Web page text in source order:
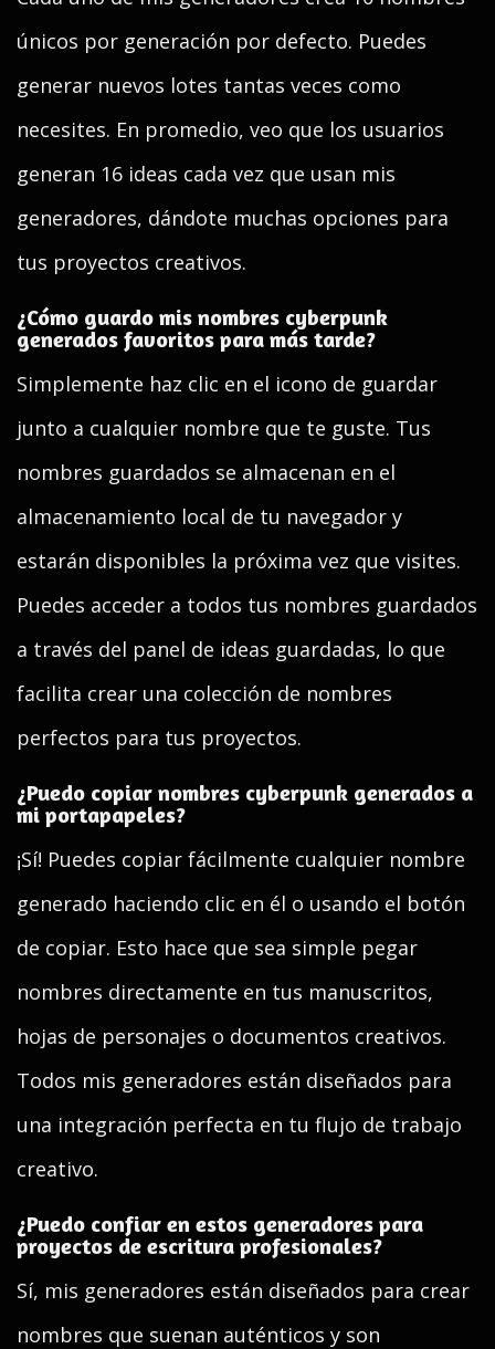
únicos por generación por defecto. Puedes
generar nuevos lotes tantas veces como
necesites. En promedio, veo que los usuarios
generan 16 ideas cada vez que usan mis
generadores, dándote muchas opciones para
tus proyectos creativos.
¿Cómo guardo mis nombres cyberpunk
generados favoritos para más tarde?
Simplemente haz clic en el icono de guardar
junto a cualquier nombre que te guste. Tus
nombres guardados se almacenan en el
almacenamiento local de tu navegador y
estarán disponibles la próxima vez que visites.
Puedes acceder a todos tus nombres guardados
a través del panel de ideas guardadas, lo que
facilita crear una colección de nombres
perfectos para tus proyectos.
¿Puedo copiar nombres cyberpunk generados a
mi portapapeles?
¡Sí! Puedes copiar fácilmente cualquier nombre
generado haciendo clic en él o usando el botón
de copiar. Esto hace que sea simple pegar
nombres directamente en tus manuscritos,
hojas de personajes o documentos creativos.
Todos mis generadores están diseñados para
una integración perfecta en tu flujo de trabajo
creativo.
¿Puedo confiar en estos generadores para
proyectos de escritura profesionales?
Sí, mis generadores están diseñados para crear
nombres que suenan auténticos y son